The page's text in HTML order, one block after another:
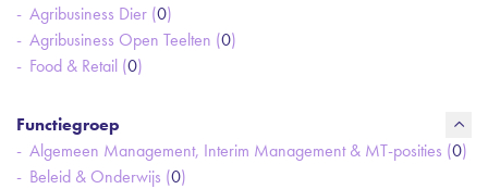
Agribusiness Dier (0)
Agribusiness Open Teelten (0)
Food & Retail (0)
Functiegroep
Algemeen Management, Interim Management & MT-posities (0)
Beleid & Onderwijs (0)